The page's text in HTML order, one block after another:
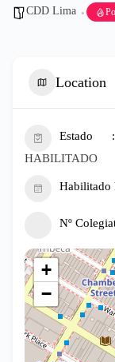
CDD Lima
Location
Estado
HABILITADO
Habilitado
Nº
+
−